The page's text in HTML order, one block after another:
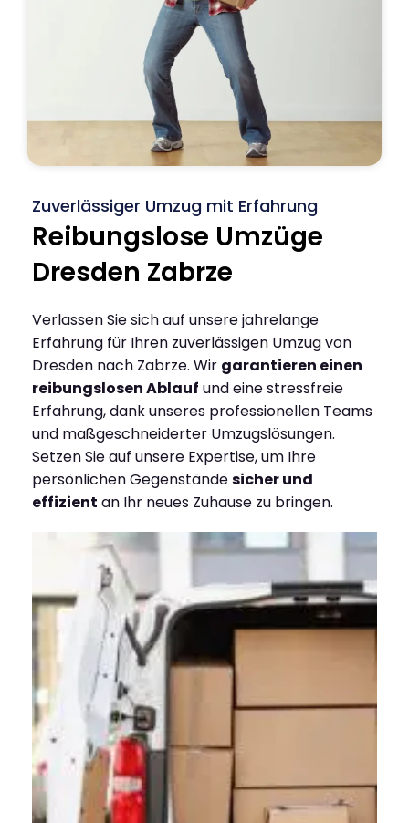
Zuverlässiger Umzug mit Erfahrung
Reibungslose Umzüge
Dresden Zabrze
Verlassen Sie sich auf unsere jahrelange
Erfahrung für Ihren zuverlässigen Umzug von
Dresden nach Zabrze. Wir garantieren einen
reibungslosen Ablauf und eine stressfreie
Erfahrung, dank unseres professionellen Teams
und maßgeschneiderter Umzugslösungen.
Setzen Sie auf unsere Expertise, um Ihre
persönlichen Gegenständesicher und
effizient an Ihr neues Zuhause zu bringen.